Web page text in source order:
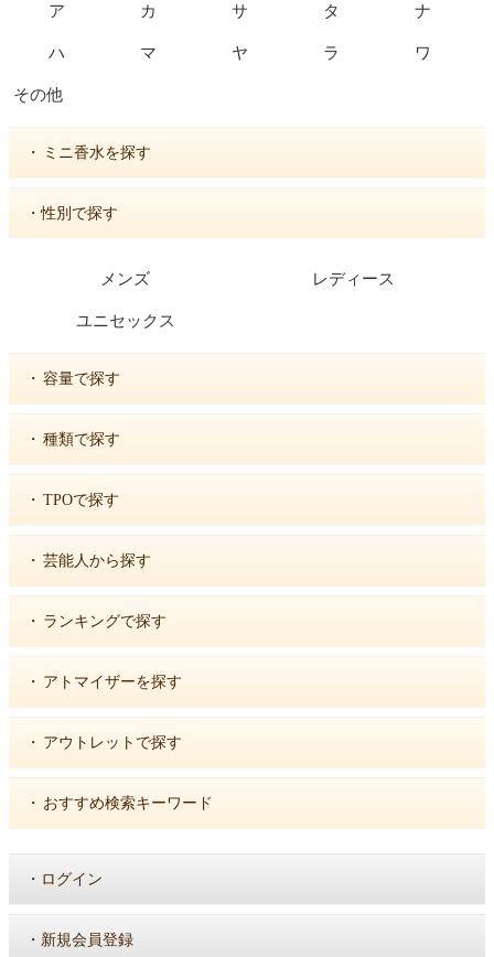
ア カ サ タ ナ
ハ マ ヤ ラ ワ
その他
・ ミニ香水を探す
・性別で探す
メンズ レディース
ユニセックス
・ 容量で探す
・ 種類で探す
・ TPOで探す
・ 芸能人から探す
・ ランキングで探す
・ アトマイザーを探す
・ アウトレットで探す
・ おすすめ検索キーワード
・ ログイン
・ 新規会員登録